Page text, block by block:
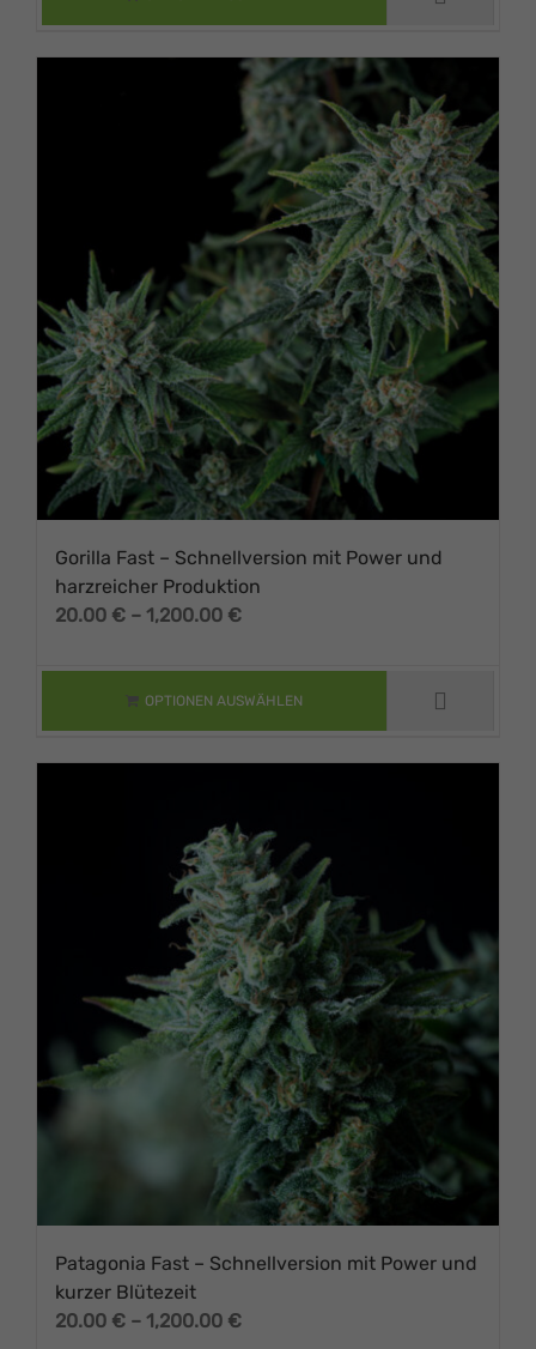
PRODUKTSEITE
Gorilla Fast – Schnellversion mit Power und
harzreicher Produktion
20.00 € – 1,200.00 €Preisspanne:
bis
1,200.00 €
OPTIONEN AUSWÄHLEN
DIESES PRODUKT
VARIANTEN AUF.
KÖNNEN AUF DER
PRODUKTSEITE
Patagonia Fast – Schnellversion mit Power und
kurzer Blütezeit
20.00 € – 1,200.00 €Preisspanne:
DIESES PRODUKT